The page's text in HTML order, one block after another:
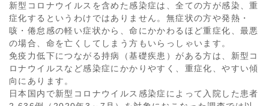
新型コロナウイルスを含めた感染症は、全ての方が感染、重
症化するというわけではありません。無症状の方や発熱・
咳・倦怠感の軽い症状から、命にかかわるほど重症化、最悪
の場合、命を亡くしてしまう方もいらっしゃいます。
免疫力低下につながる持病（基礎疾患）がある方は、新型コ
ロナウイルスなど感染症にかかりやすく、重症化、やすい傾
向にあります。
日本国内で新型コロナウイルス感染症によって入院した患者